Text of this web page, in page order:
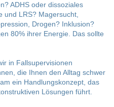
ADHS oder dissoziales
und LRS? Magersucht,
Drogen? Inklusion?
80% ihrer Energie. Das sollte
in Fallsupervisionen
die Ihnen den Alltag schwer
ein Handlungskonzept, das
Lösungen führt.